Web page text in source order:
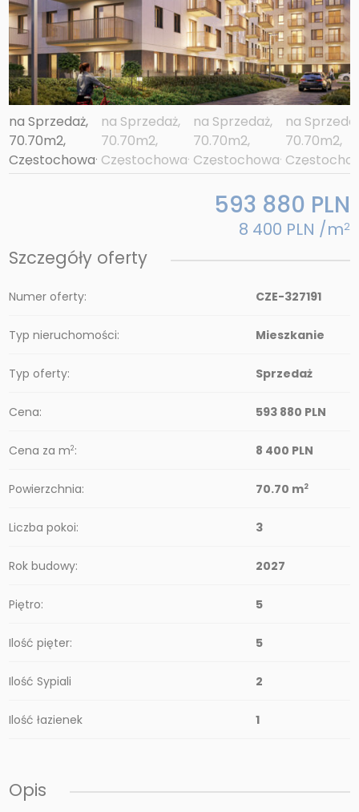
593 880 PLN
8 400 PLN /m2
Szczegóły oferty
Numer oferty: CZE-327191
Typ nieruchomości: Mieszkanie
Typ oferty: Sprzedaż
Cena: 593 880 PLN
Cena za m2: 8 400 PLN
Powierzchnia: 70.70 m2
Liczba pokoi: 3
Rok budowy: 2027
Piętro: 5
Ilość pięter: 5
Ilość Sypiali 2
Ilość łazienek 1
Opis